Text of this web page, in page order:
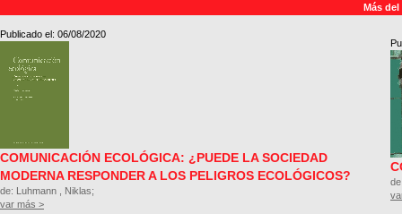
Más del
Publicado el: 06/08/2020
COMUNICACIÓN ECOLÓGICA: ¿PUEDE LA SOCIEDAD
MODERNA RESPONDER A LOS PELIGROS ECOLÓGICOS?
de: Luhmann , Niklas;
var más >